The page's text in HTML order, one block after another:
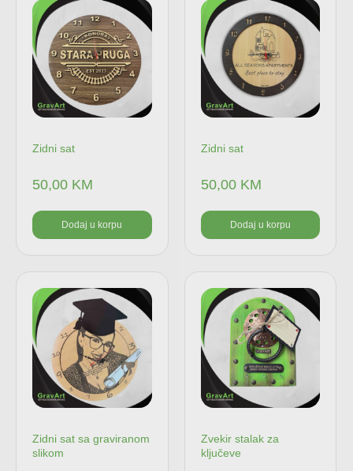
Zidni sat
50,00 KM
Dodaj u korpu
Zidni sat
50,00 KM
Dodaj u korpu
Zidni sat sa graviranom
slikom
Zvekir stalak za
ključeve